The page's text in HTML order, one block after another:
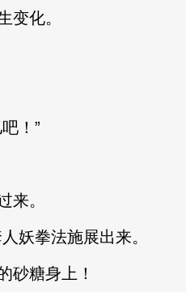
变化。
！”
来。
妖拳法施展出来。
砂糖身上！